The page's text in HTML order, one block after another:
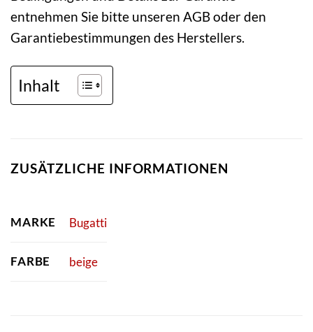
entnehmen Sie bitte unseren AGB oder den
Garantiebestimmungen des Herstellers.
Inhalt
ZUSÄTZLICHE INFORMATIONEN
MARKE Bugatti
FARBE beige